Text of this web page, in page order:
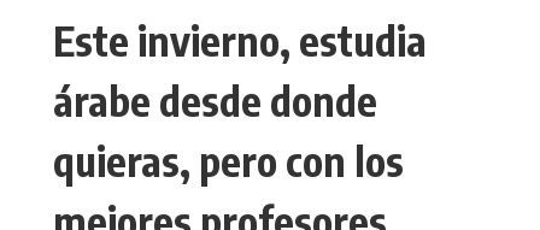
Este invierno, estudia
árabe desde donde
quieras, pero con los